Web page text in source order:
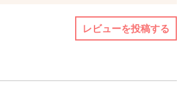
レビューを投稿する